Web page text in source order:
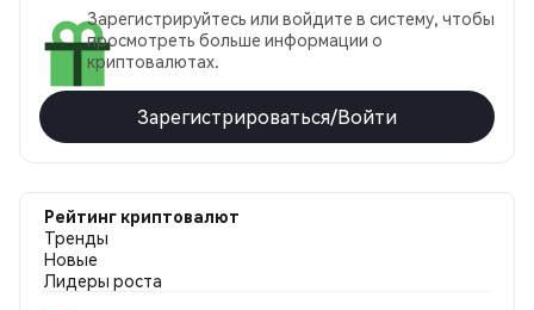
Зарегистрируйтесь или войдите в систему, чтобы
просмотреть больше информации о
криптовалютах.
Зарегистрироваться/Войти
Рейтинг криптовалют
Тренды
Новые
Лидеры роста